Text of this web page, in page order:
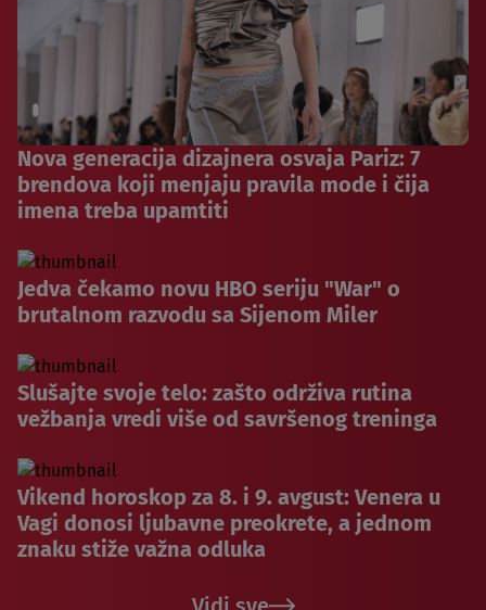
Nova generacija dizajnera osvaja Pariz: 7
brendova koji menjaju pravila mode i čija
imena treba upamtiti
Jedva čekamo novu HBO seriju "War" o
brutalnom razvodu sa Sijenom Miler
Slušajte svoje telo: zašto održiva rutina
vežbanja vredi više od savršenog treninga
Vikend horoskop za 8. i 9. avgust: Venera u
Vagi donosi ljubavne preokrete, a jednom
znaku stiže važna odluka